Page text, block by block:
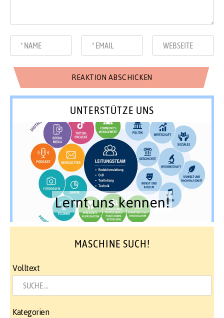
UNTERSTÜTZE UNS
Lernt uns kennen!
MASCHINE SUCH!
Volltext
Kategorien